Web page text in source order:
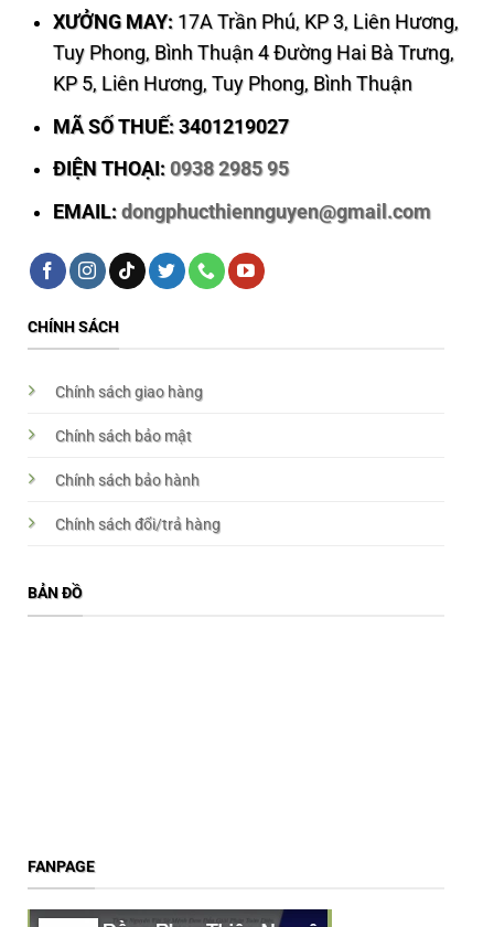
XƯỞNG MAY: 17A Trần Phú, KP 3, Liên Hương,
Tuy Phong, Bình Thuận 4 Đường Hai Bà Trưng,
KP 5, Liên Hương, Tuy Phong, Bình Thuận
MÃ SỐ THUẾ: 3401219027
ĐIỆN THOẠI: 0938 2985 95
EMAIL: dongphucthiennguyen@gmail.com
CHÍNH SÁCH
Chính sách giao hàng
Chính sách bảo mật
Chính sách bảo hành
Chính sách đổi/trả hàng
BẢN ĐỒ
FANPAGE